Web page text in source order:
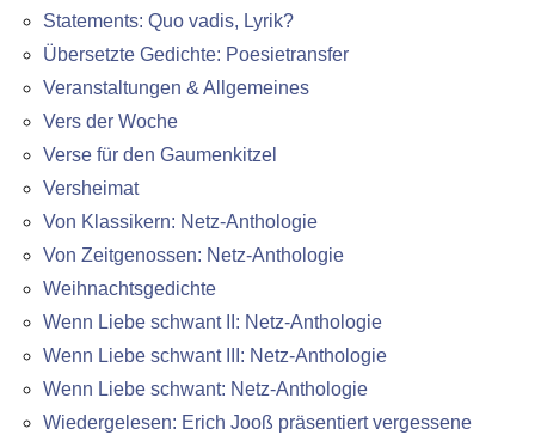
Statements: Quo vadis, Lyrik?
Übersetzte Gedichte: Poesietransfer
Veranstaltungen & Allgemeines
Vers der Woche
Verse für den Gaumenkitzel
Versheimat
Von Klassikern: Netz-Anthologie
Von Zeitgenossen: Netz-Anthologie
Weihnachtsgedichte
Wenn Liebe schwant II: Netz-Anthologie
Wenn Liebe schwant III: Netz-Anthologie
Wenn Liebe schwant: Netz-Anthologie
Wiedergelesen: Erich Jooß präsentiert vergessene